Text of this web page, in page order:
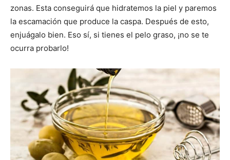
zonas. Esta conseguirá que hidratemos la piel y paremos
la escamación que produce la caspa. Después de esto,
enjuágalo bien. Eso sí, si tienes el pelo graso, ¡no se te
ocurra probarlo!